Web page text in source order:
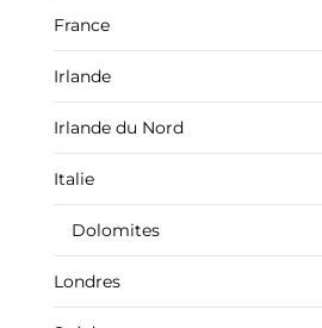
France
Irlande
Irlande du Nord
Italie
Dolomites
Londres